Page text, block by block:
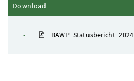
Download
BAWP_Statusbericht_2024